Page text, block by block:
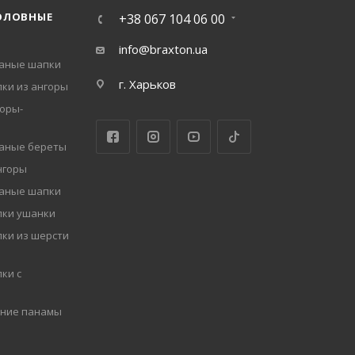
шапки
из ангоры
береты
шапки
ушанки
из шерсти
с
панамы
+38 067 104 06 00
info@braxton.ua
г. Харьков